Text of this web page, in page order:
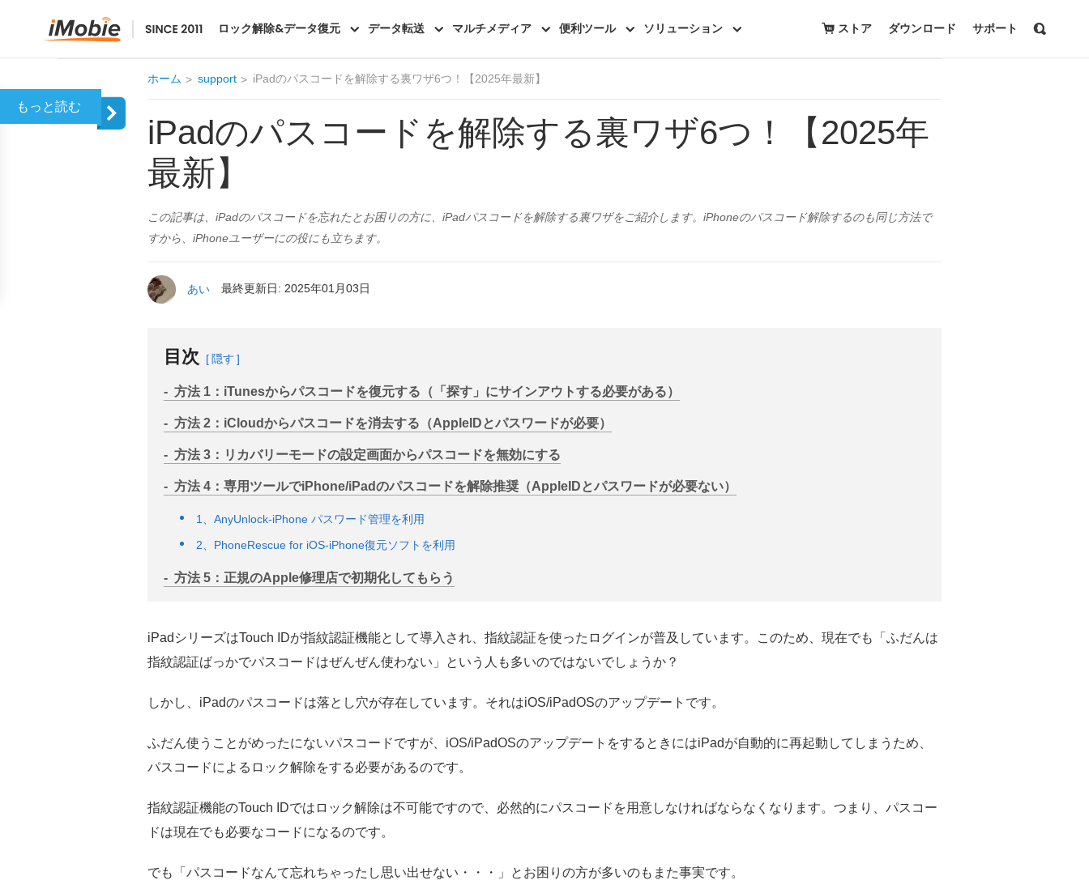
ストア ダウンロード サポート
ロック解除&データ復元 データ転送 マルチメディア 便利ツール ソリューション
AnyUnlock 機能一覧 レビュー 無料ダウンロード 購入
ホーム support iPadのパスコードを解除する裏ワザ6つ！【2025年最新】
iPadのパスコードを解除する裏ワザ6つ！【2025年
最新】
この記事は、iPadのパスコードを忘れたとお困りの方に、iPadパスコードを解除する裏ワザをご紹介します。iPhoneのパスコード解除するのも同じ方法で
すから、iPhoneユーザーにの役にも立ちます。
あい 最終更新日: 2025年01月03日
目次 隠す
方法 1：iTunesからパスコードを復元する（「探す」にサインアウトする必要がある）
方法 2：iCloudからパスコードを消去する（AppleIDとパスワードが必要）
方法 3：リカバリーモードの設定画面からパスコードを無効にする
方法 4：専用ツールでiPhone/iPadのパスコードを解除推奨（AppleIDとパスワードが必要ない）
1、AnyUnlock‐iPhone パスワード管理を利用
2、PhoneRescue for iOS-iPhone復元ソフトを利用
方法 5：正規のApple修理店で初期化してもらう
iPadシリーズはTouch IDが指紋認証機能として導入され、指紋認証を使ったログインが普及しています。このため、現在でも「ふだんは
指紋認証ばっかでパスコードはぜんぜん使わない」という人も多いのではないでしょうか？
しかし、iPadのパスコードは落とし穴が存在しています。それはiOS/iPadOSのアップデートです。
ふだん使うことがめったにないパスコードですが、iOS/iPadOSのアップデートをするときにはiPadが自動的に再起動してしまうため、
パスコードによるロック解除をする必要があるのです。
指紋認証機能のTouch IDではロック解除は不可能ですので、必然的にパスコードを用意しなければならなくなります。つまり、パスコー
ドは現在でも必要なコードになるのです。
でも「パスコードなんて忘れちゃったし思い出せない・・・」とお困りの方が多いのもまた事実です。